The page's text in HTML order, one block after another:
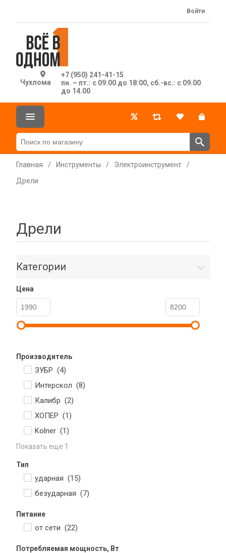
Чухлома
+7 (950) 241-41-15
пн. – пт.: с 09:00 до 18:00, сб.-вс.: с 09.00
до 14.00
Войти
Главная / Инструменты / Электроинструмент
/
Дрели
Дрели
Категории
Цена
Производитель
ЗУБР (4)
Интерскол (8)
Калибр (2)
ХОПЕР (1)
Kolner (1)
Показать еще 1
Тип
ударная (15)
безударная (7)
Питание
от сети (22)
Потребляемая мощность, Вт